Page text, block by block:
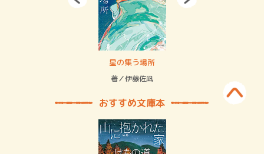
星の集う場所
著／伊藤佐凪
おすすめ文庫本